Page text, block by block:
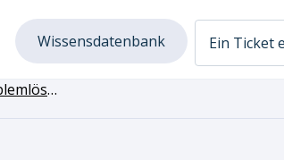
Wissensdatenbank Ein Ticket
MAXQDA